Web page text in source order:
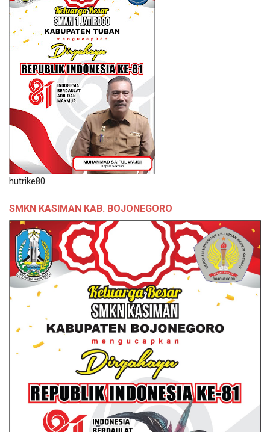
hutrike80
SMKN KASIMAN KAB. BOJONEGORO